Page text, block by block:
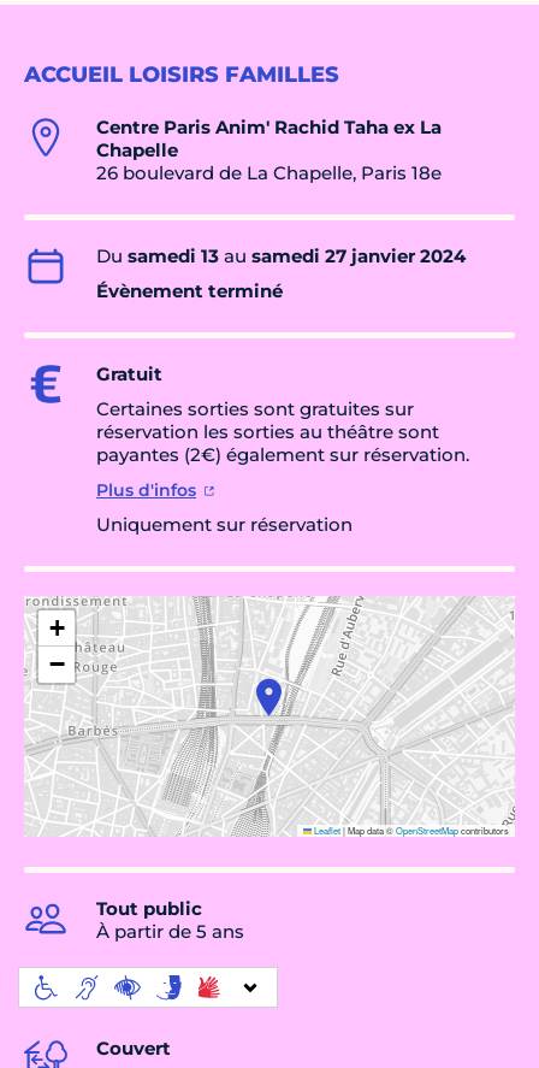
ACCUEIL LOISIRS FAMILLES
Centre Paris Anim' Rachid Taha ex La
Chapelle
26 boulevard de La Chapelle, Paris 18e
Du samedi 13 au samedi 27 janvier 2024
Évènement terminé
Gratuit
Certaines sorties sont gratuites sur
réservation les sorties au théâtre sont
payantes (2€) également sur réservation.
Plus d'infos
Uniquement sur réservation
+
−
Leaflet|Map data ©OpenStreetMapcontributors
Tout public
À partir de 5 ans
Couvert